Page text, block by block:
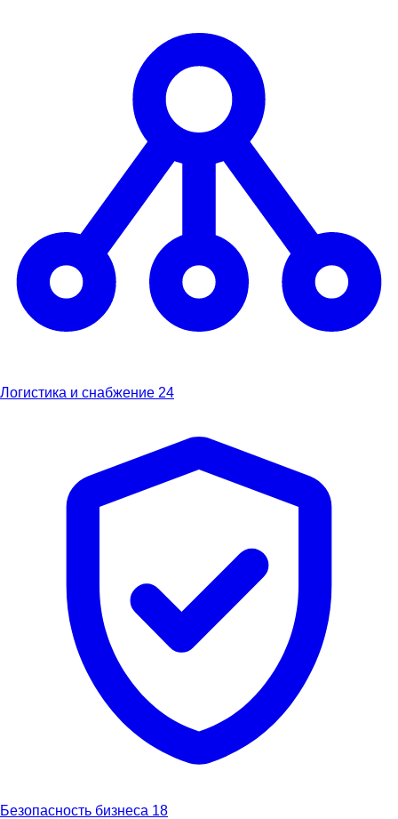
Логистика и снабжение 24
Безопасность бизнеса 18